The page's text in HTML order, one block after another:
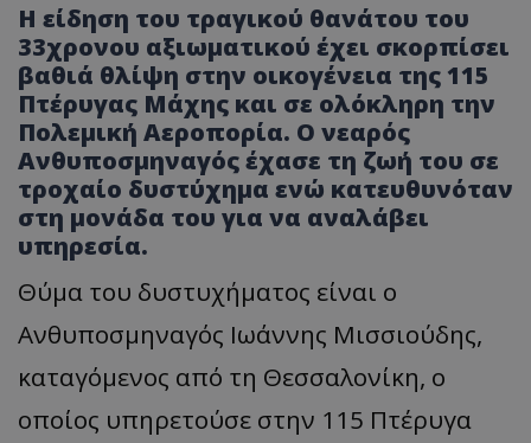
Η είδηση του τραγικού θανάτου του
33χρονου αξιωματικού έχει σκορπίσει
βαθιά θλίψη στην οικογένεια της 115
Πτέρυγας Μάχης και σε ολόκληρη την
Πολεμική Αεροπορία. Ο νεαρός
Ανθυποσμηναγός έχασε τη ζωή του σε
τροχαίο δυστύχημα ενώ κατευθυνόταν
στη μονάδα του για να αναλάβει
υπηρεσία.
Θύμα του δυστυχήματος είναι ο
Ανθυποσμηναγός Ιωάννης Μισσιούδης,
καταγόμενος από τη Θεσσαλονίκη, ο
οποίος υπηρετούσε στην 115 Πτέρυγα